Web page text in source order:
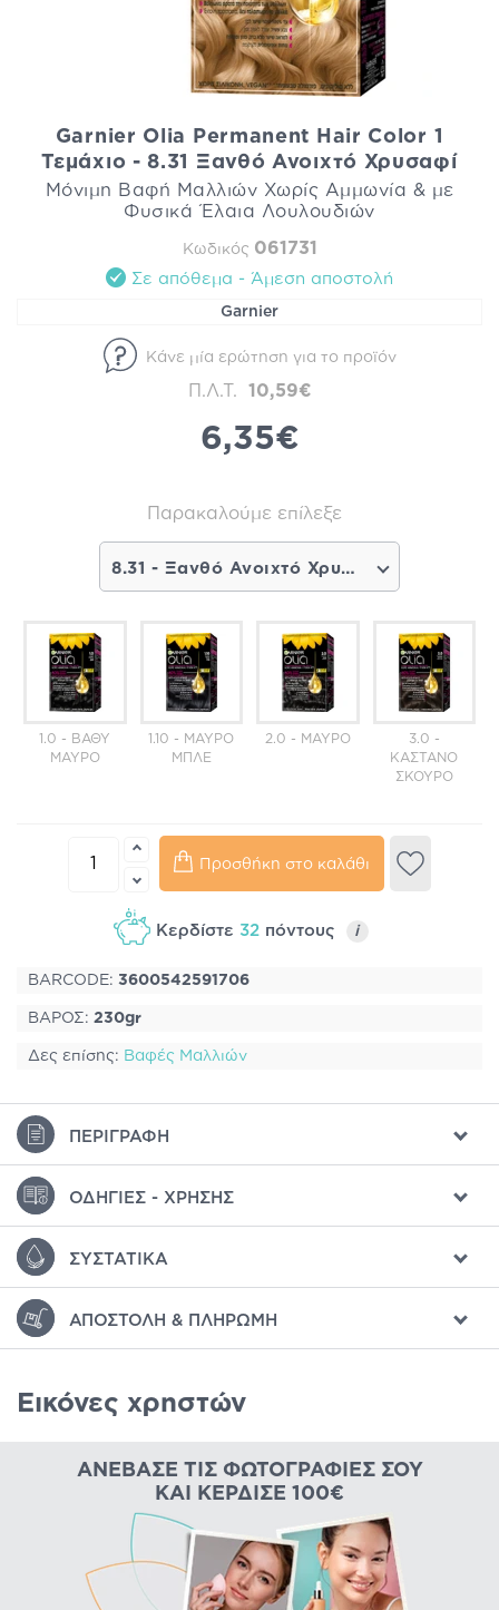
Garnier Olia Permanent Hair Color 1
Τεμάχιο - 8.31 Ξανθό Ανοιχτό Χρυσαφί
Μόνιμη Βαφή Μαλλιών Χωρίς Αμμωνία & με
Φυσικά Έλαια Λουλουδιών
Κωδικός 061731
Σε απόθεμα - Άμεση αποστολή
Garnier
Κάνε μία ερώτηση για το προϊόν
Π.Λ.Τ. 10,59€
6,35€
Παρακαλούμε επίλεξε
8.31 - Ξανθό Ανοιχτό Χρυσαφί (6,35€)
1.0 - ΒΑΘΎ
ΜΑΎΡΟ
1.10 - ΜΑΎΡΟ
ΜΠΛΕ
2.0 - ΜΑΎΡΟ
3.0 -
ΚΑΣΤΑΝΌ
ΣΚΟΎΡΟ
Προσθήκη στο καλάθι
Κερδίστε 32 πόντους i
BARCODE: 3600542591706
ΒΑΡΟΣ: 230gr
Δες επίσης: Βαφές Μαλλιών
ΠΕΡΙΓΡΑΦΉ
ΟΔΗΓΊΕΣ - ΧΡΉΣΗΣ
ΣΥΣΤΑΤΙΚΆ
ΑΠΟΣΤΟΛΉ & ΠΛΗΡΩΜΉ
Εικόνες χρηστών
ΑΝΈΒΑΣΕ ΤΙΣ ΦΩΤΟΓΡΑΦΊΕΣ ΣΟΥ
ΚΑΙ ΚΈΡΔΙΣΕ 100€